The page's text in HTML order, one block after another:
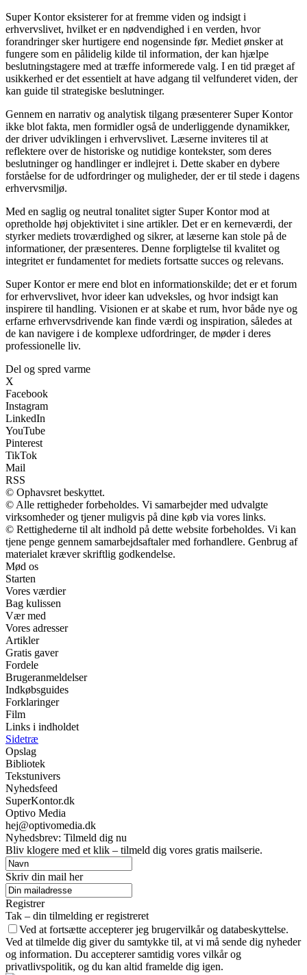
Super Kontor eksisterer for at fremme viden og indsigt i
erhvervslivet, hvilket er en nødvendighed i en verden, hvor
forandringer sker hurtigere end nogensinde før. Mediet ønsker at
fungere som en pålidelig kilde til information, der kan hjælpe
beslutningstagere med at træffe informerede valg. I en tid præget af
usikkerhed er det essentielt at have adgang til velfunderet viden, der
kan guide til strategiske beslutninger.
Gennem en narrativ og analytisk tilgang præsenterer Super Kontor
ikke blot fakta, men formidler også de underliggende dynamikker,
der driver udviklingen i erhvervslivet. Læserne inviteres til at
reflektere over de historiske og nutidige kontekster, som deres
beslutninger og handlinger er indlejret i. Dette skaber en dybere
forståelse for de udfordringer og muligheder, der er til stede i dagens
erhvervsmiljø.
Med en saglig og neutral tonalitet sigter Super Kontor mod at
opretholde høj objektivitet i sine artikler. Det er en kerneværdi, der
styrker mediets troværdighed og sikrer, at læserne kan stole på de
informationer, der præsenteres. Denne forpligtelse til kvalitet og
integritet er fundamentet for mediets fortsatte succes og relevans.
Super Kontor er mere end blot en informationskilde; det er et forum
for erhvervslivet, hvor ideer kan udveksles, og hvor indsigt kan
inspirere til handling. Visionen er at skabe et rum, hvor både nye og
erfarne erhvervsdrivende kan finde værdi og inspiration, således at
de kan navigere i de komplexe udfordringer, de møder i deres
professionelle liv.
Del og spred varme
X
Facebook
Instagram
LinkedIn
YouTube
Pinterest
TikTok
Mail
RSS
© Ophavsret beskyttet.
© Alle rettigheder forbeholdes. Vi samarbejder med udvalgte
virksomheder og tjener muligvis på dine køb via vores links.
© Rettighederne til alt indhold på dette website forbeholdes. Vi kan
tjene penge gennem samarbejdsaftaler med forhandlere. Genbrug af
materialet kræver skriftlig godkendelse.
Mød os
Starten
Vores værdier
Bag kulissen
Vær med
Vores adresser
Artikler
Gratis gaver
Fordele
Brugeranmeldelser
Indkøbsguides
Forklaringer
Film
Links i indholdet
Sidetræ
Opslag
Bibliotek
Tekstunivers
Nyhedsfeed
SuperKontor.dk
Optivo Media
hej@optivomedia.dk
Nyhedsbrev: Tilmeld dig nu
Bliv klogere med et klik – tilmeld dig vores gratis mailserie.
Skriv din mail her
Registrer
Tak – din tilmelding er registreret
Ved at fortsætte accepterer jeg brugervilkår og databeskyttelse.
Ved at tilmelde dig giver du samtykke til, at vi må sende dig nyheder
og information. Du accepterer samtidig vores vilkår og
privatlivspolitik, og du kan altid framelde dig igen.